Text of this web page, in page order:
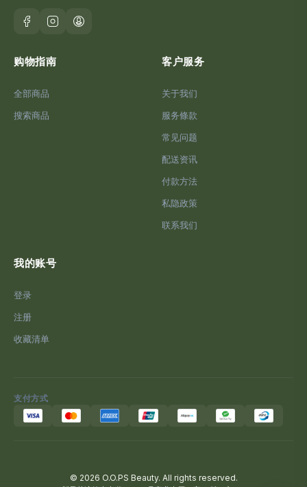
购物指南
全部商品
搜索商品
客户服务
关于我们
服务條款
常见问题
配送资讯
付款方法
私隐政策
联系我们
我的账号
登录
注册
收藏清单
支付方式
© 2026 O.O.PS Beauty. All rights reserved.